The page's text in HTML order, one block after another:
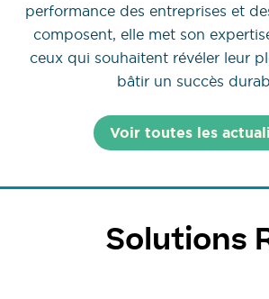
performance des entreprises et
composent, elle met son
ceux qui souhaitent révéler leur
bâtir un succès
Voir toutes les
Solutions